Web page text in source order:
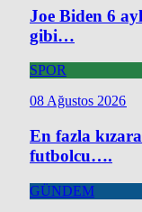
Joe Biden 6
gibi…
SPOR
08 Ağustos 2026
En fazla
futbolcu….
GÜNDEM